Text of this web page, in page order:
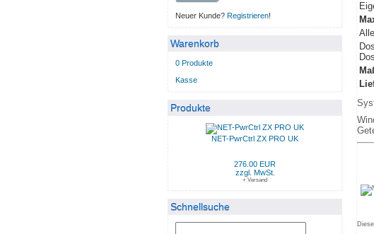
Neuer Kunde? Registrieren!
Warenkorb
0 Produkte
Kasse
Produkte
NET-PwrCtrl ZX PRO UK
276.00 EUR
zzgl. MwSt.
+ Versand
Schnellsuche